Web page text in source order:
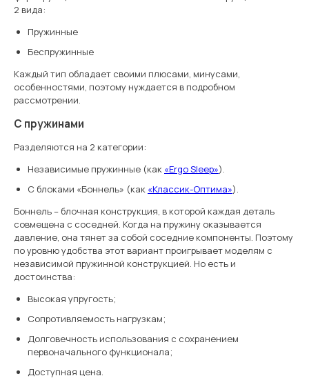
2 вида:
Пружинные
Беспружинные
Каждый тип обладает своими плюсами, минусами,
особенностями, поэтому нуждается в подробном
рассмотрении.
С пружинами
Разделяются на 2 категории:
Независимые пружинные (как «Ergo Sleep»).
С блоками «Боннель» (как «Классик-Оптима»).
Боннель – блочная конструкция, в которой каждая деталь
совмещена с соседней. Когда на пружину оказывается
давление, она тянет за собой соседние компоненты. Поэтому
по уровню удобства этот вариант проигрывает моделям с
независимой пружинной конструкцией. Но есть и
достоинства:
Высокая упругость;
Сопротивляемость нагрузкам;
Долговечность использования с сохранением
первоначального функционала;
Доступная цена.